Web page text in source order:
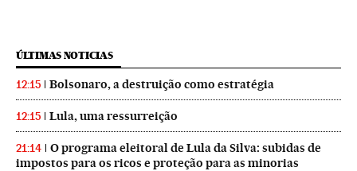
ÚLTIMAS NOTICIAS
12:15 Bolsonaro, a destruição como estratégia
12:15 Lula, uma ressurreição
21:14
O programa eleitoral de Lula da Silva: subidas de
impostos para os ricos e proteção para as minorias